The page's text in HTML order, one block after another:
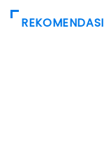
REKOMENDASI